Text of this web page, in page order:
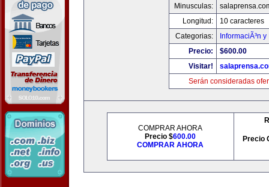
Minusculas:
Longitud:
10 caracteres
Categorias:
InformaciÃ³n
Precio:
$600.00
Visitar!
Serán consideradas
COMPRAR AHORA
Precio $600.00
COMPRAR AHORA
Precio